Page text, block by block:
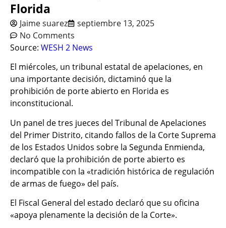
Florida
Jaime suarez
septiembre 13, 2025
No Comments
Source: WESH 2 News
El miércoles, un tribunal estatal de apelaciones, en
una importante decisión, dictaminó que la
prohibición de porte abierto en Florida es
inconstitucional.
Un panel de tres jueces del Tribunal de Apelaciones
del Primer Distrito, citando fallos de la Corte Suprema
de los Estados Unidos sobre la Segunda Enmienda,
declaró que la prohibición de porte abierto es
incompatible con la «tradición histórica de regulación
de armas de fuego» del país.
El Fiscal General del estado declaró que su oficina
«apoya plenamente la decisión de la Corte».